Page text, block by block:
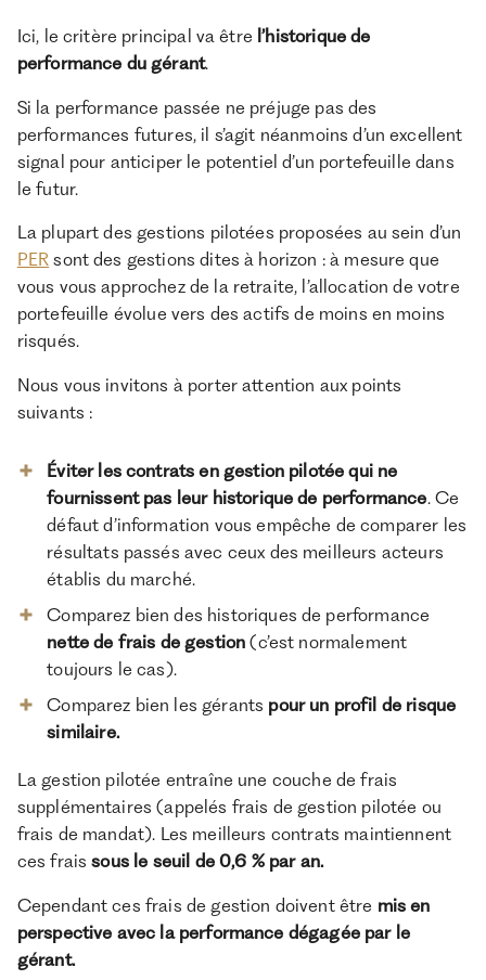
Ici, le critère principal va être l’historique de
performance du gérant.
Si la performance passée ne préjuge pas des
performances futures, il s’agit néanmoins d’un excellent
signal pour anticiper le potentiel d’un portefeuille dans
le futur.
La plupart des gestions pilotées proposées au sein d’un
PER sont des gestions dites à horizon : à mesure que
vous vous approchez de la retraite, l’allocation de votre
portefeuille évolue vers des actifs de moins en moins
risqués.
Nous vous invitons à porter attention aux points
suivants :
Éviter les contrats en gestion pilotée qui ne
fournissent pas leur historique de performance. Ce
défaut d’information vous empêche de comparer les
résultats passés avec ceux des meilleurs acteurs
établis du marché.
Comparez bien des historiques de performance
nette de frais de gestion (c’est normalement
toujours le cas).
Comparez bien les gérants pour un profil de risque
similaire.
La gestion pilotée entraîne une couche de frais
supplémentaires (appelés frais de gestion pilotée ou
frais de mandat). Les meilleurs contrats maintiennent
ces fraissous le seuil de 0,6 % par an.
Cependant ces frais de gestion doivent être mis en
perspective avec la performance dégagée par le
gérant.